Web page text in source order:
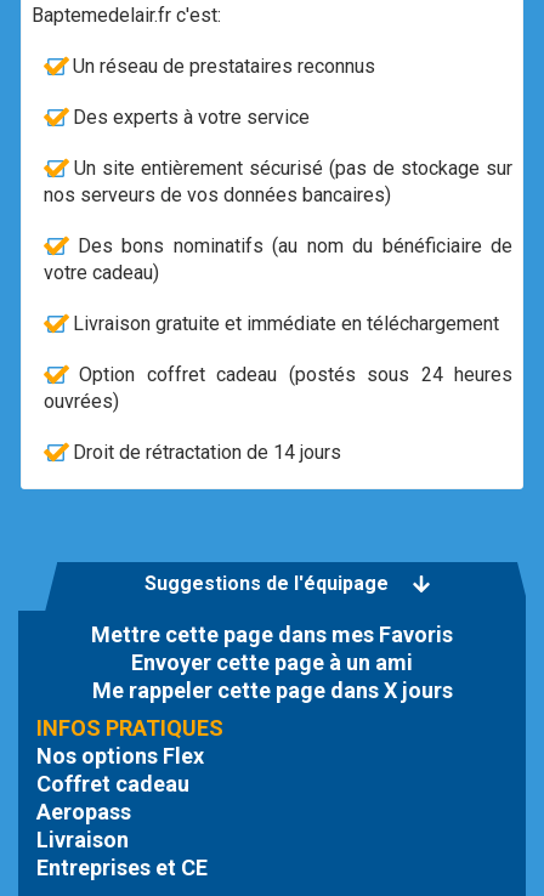
Baptemedelair.fr c'est:
Un réseau de prestataires reconnus
Des experts à votre service
Un site entièrement sécurisé (pas de stockage sur
nos serveurs de vos données bancaires)
Des bons nominatifs (au nom du bénéficiaire de
votre cadeau)
Livraison gratuite et immédiate en téléchargement
Option coffret cadeau (postés sous 24 heures
ouvrées)
Droit de rétractation de 14 jours
Suggestions de l'équipage
Mettre cette page dans mes Favoris
Envoyer cette page à un ami
Me rappeler cette page dans X jours
INFOS PRATIQUES
Nos options Flex
Coffret cadeau
Aeropass
Livraison
Entreprises et CE